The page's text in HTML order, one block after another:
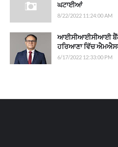
ਘਟਾਈਆਂ
8/22/2022 11:24:00 AM
ਆਈਸੀਆਈਸੀਆਈ ਬੈਂਕ
ਹਰਿਆਣਾ ਵਿੱਚ
6/17/2022 12:33:00 PM